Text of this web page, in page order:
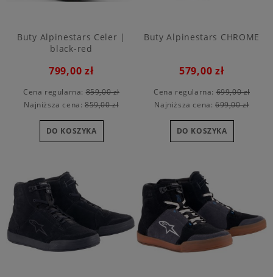
Buty Alpinestars Celer |
black-red
799,00 zł
Cena regularna:859,00 zł
Najniższa cena:859,00 zł
DO KOSZYKA
Buty Alpinestars CHROME
579,00 zł
Cena regularna:699,00 zł
Najniższa cena:699,00 zł
DO KOSZYKA